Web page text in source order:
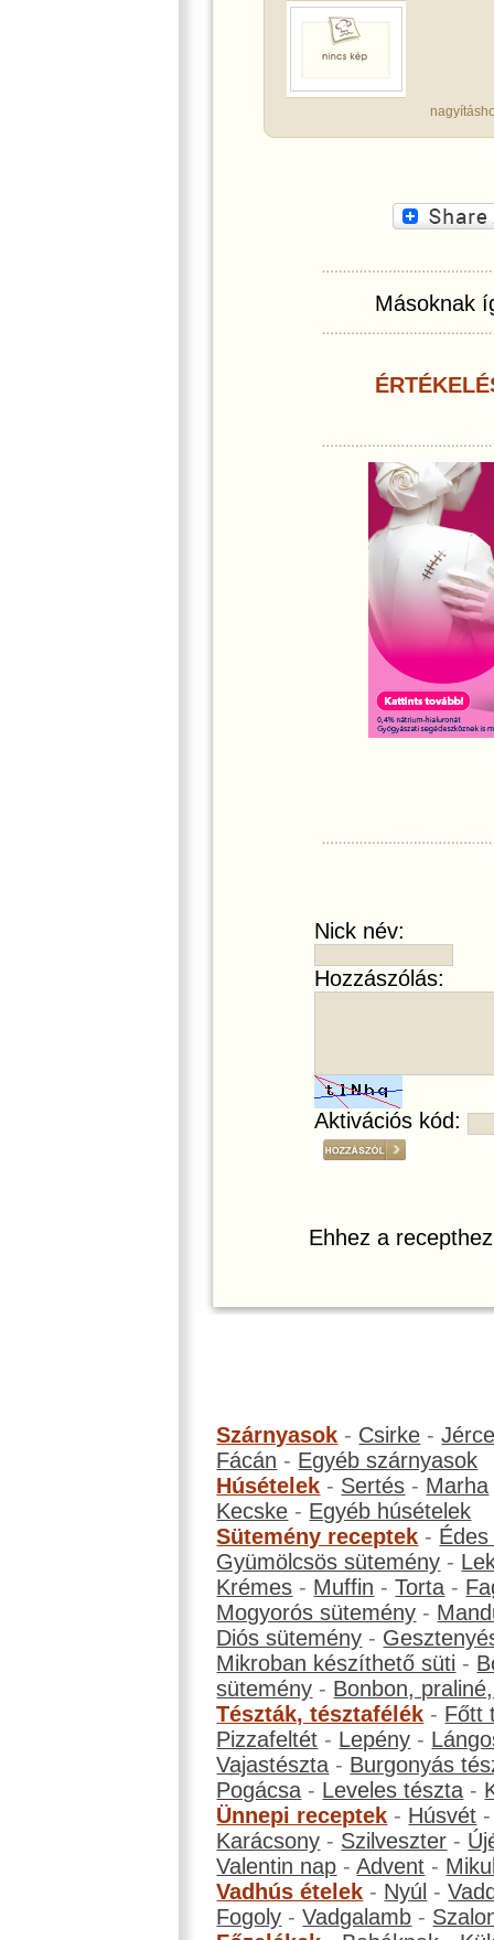
Másoknak
Nick név:
Hozzászólás:
Aktivációs kód:
Ehhez a
Szárnyasok - Csirke -
Fácán - Egyéb szárnyasok
Húsételek - Sertés - Marha
Kecske - Egyéb húsételek
Sütemény receptek -
Gyümölcsös sütemény -
Krémes - Muffin -Torta -
Mogyorós sütemény -
Diós sütemény -
Mikroban készíthető süti -
sütemény - Bonbon,
Tészták, tésztafélék - Főtt
Pizzafeltét - Lepény -
Vajastészta - Burgonyás
Pogácsa - Leveles tészta -
Ünnepi receptek - Húsvét
Karácsony - Szilveszter -
Valentin nap -Advent -
Vadhús ételek - Nyúl -
Fogoly -Vadgalamb -